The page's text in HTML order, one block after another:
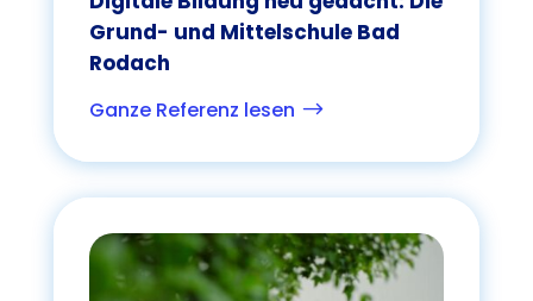
Grund- und Mittelschule Bad
Rodach
Ganze Referenz lesen $